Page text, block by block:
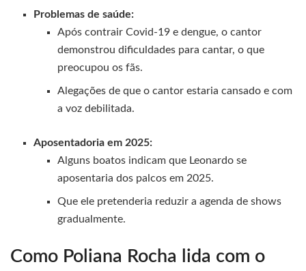
Problemas de saúde:
Após contrair Covid-19 e dengue, o cantor
demonstrou dificuldades para cantar, o que
preocupou os fãs.
Alegações de que o cantor estaria cansado e com
a voz debilitada.
Aposentadoria em 2025:
Alguns boatos indicam que Leonardo se
aposentaria dos palcos em 2025.
Que ele pretenderia reduzir a agenda de shows
gradualmente.
Como Poliana Rocha lida com o